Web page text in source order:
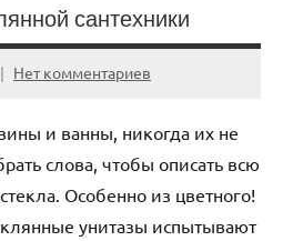
сантехники
Нет комментариев
и ванны, никогда их не
слова, чтобы описать всю
Особенно из цветного!
унитазы испытывают